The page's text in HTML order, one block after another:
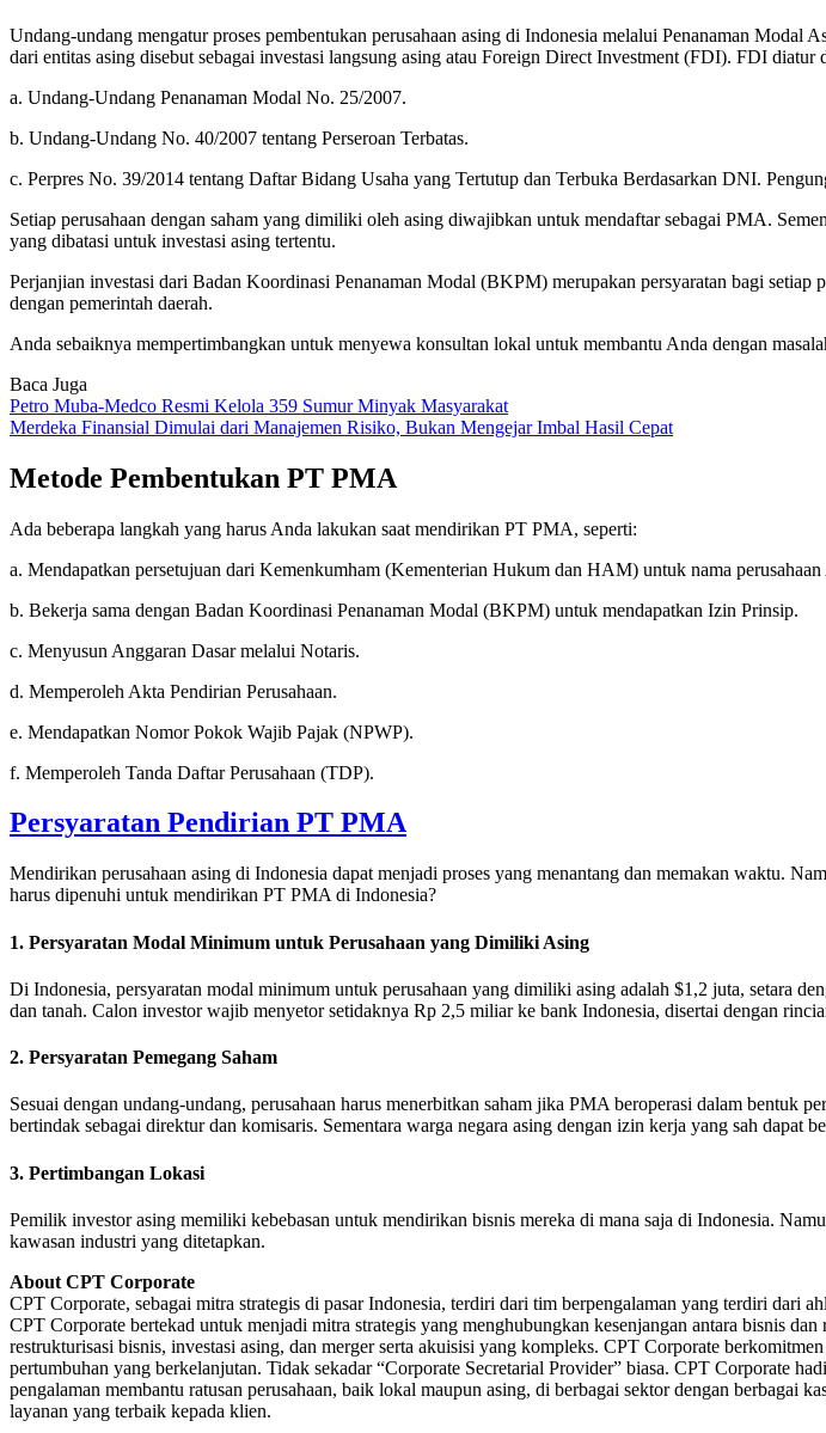
Undang-undang mengatur proses pembentukan perusahaan asing di Indonesia melalui Penanaman Modal
dari entitas asing disebut sebagai investasi langsung asing atau Foreign Direct Investment (FDI). FDI diatur
a. Undang-Undang Penanaman Modal No. 25/2007.
b. Undang-Undang No. 40/2007 tentang Perseroan Terbatas.
c. Perpres No. 39/2014 tentang Daftar Bidang Usaha yang Tertutup dan Terbuka Berdasarkan DNI.
Setiap perusahaan dengan saham yang dimiliki oleh asing diwajibkan untuk mendaftar sebagai PMA.
yang dibatasi untuk investasi asing tertentu.
Perjanjian investasi dari Badan Koordinasi Penanaman Modal (BKPM) merupakan persyaratan bagi
dengan pemerintah daerah.
Anda sebaiknya mempertimbangkan untuk menyewa konsultan lokal untuk membantu Anda dengan
Baca Juga
Petro Muba-Medco Resmi Kelola 359 Sumur Minyak Masyarakat
Merdeka Finansial Dimulai dari Manajemen Risiko, Bukan Mengejar Imbal Hasil Cepat
Metode Pembentukan PT PMA
Ada beberapa langkah yang harus Anda lakukan saat mendirikan PT PMA, seperti:
a. Mendapatkan persetujuan dari Kemenkumham (Kementerian Hukum dan HAM) untuk nama perusahaan
b. Bekerja sama dengan Badan Koordinasi Penanaman Modal (BKPM) untuk mendapatkan Izin Prinsip.
c. Menyusun Anggaran Dasar melalui Notaris.
d. Memperoleh Akta Pendirian Perusahaan.
e. Mendapatkan Nomor Pokok Wajib Pajak (NPWP).
f. Memperoleh Tanda Daftar Perusahaan (TDP).
Persyaratan Pendirian PT PMA
Mendirikan perusahaan asing di Indonesia dapat menjadi proses yang menantang dan memakan waktu.
harus dipenuhi untuk mendirikan PT PMA di Indonesia?
1. Persyaratan Modal Minimum untuk Perusahaan yang Dimiliki Asing
Di Indonesia, persyaratan modal minimum untuk perusahaan yang dimiliki asing adalah $1,2 juta, setara
dan tanah. Calon investor wajib menyetor setidaknya Rp 2,5 miliar ke bank Indonesia, disertai dengan
2. Persyaratan Pemegang Saham
Sesuai dengan undang-undang, perusahaan harus menerbitkan saham jika PMA beroperasi dalam bentuk
bertindak sebagai direktur dan komisaris. Sementara warga negara asing dengan izin kerja yang sah dapat
3. Pertimbangan Lokasi
Pemilik investor asing memiliki kebebasan untuk mendirikan bisnis mereka di mana saja di Indonesia.
kawasan industri yang ditetapkan.
About CPT Corporate
CPT Corporate, sebagai mitra strategis di pasar Indonesia, terdiri dari tim berpengalaman yang terdiri dari
CPT Corporate bertekad untuk menjadi mitra strategis yang menghubungkan kesenjangan antara bisnis
restrukturisasi bisnis, investasi asing, dan merger serta akuisisi yang kompleks. CPT Corporate
pertumbuhan yang berkelanjutan. Tidak sekadar “Corporate Secretarial Provider” biasa. CPT Corporate
pengalaman membantu ratusan perusahaan, baik lokal maupun asing, di berbagai sektor dengan berbagai
layanan yang terbaik kepada klien.